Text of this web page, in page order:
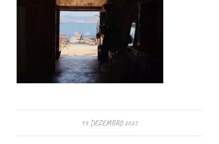
13 DEZEMBRO 2025